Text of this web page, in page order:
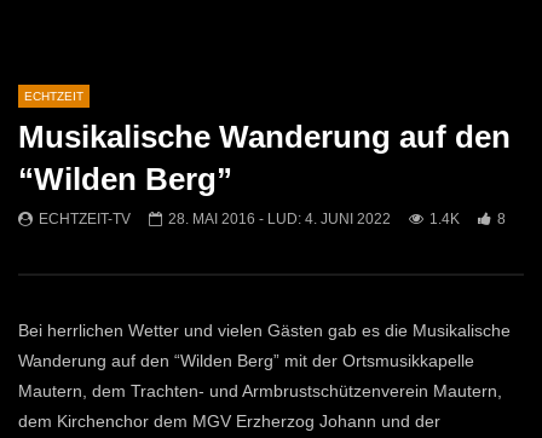
Später Ansehen
Mittendrin
810
1
07:02
Kammern
612
0
ECHTZEIT
Musikalische Wanderung auf den
“Wilden Berg”
ECHTZEIT-TV 28. MAI 2016 - LUD: 4. JUNI 2022 1.4K 8
Bei herrlichen Wetter und vielen Gästen gab es die Musikalische
Wanderung auf den “Wilden Berg” mit der Ortsmusikkapelle
Mautern, dem Trachten- und Armbrustschützenverein Mautern,
dem Kirchenchor dem MGV Erzherzog Johann und der